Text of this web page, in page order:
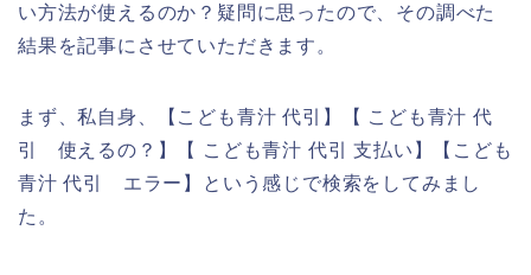
い方法が使えるのか？疑問に思ったので、その調べた
結果を記事にさせていただきます。
まず、私自身、【こども青汁 代引】【 こども青汁 代
引 使えるの？】【 こども青汁 代引 支払い】【こども
青汁 代引 エラー】という感じで検索をしてみまし
た。